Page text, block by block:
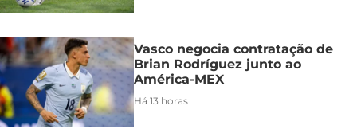
Vasco negocia contratação de
Brian Rodríguez junto ao
América-MEX
Há 13 horas